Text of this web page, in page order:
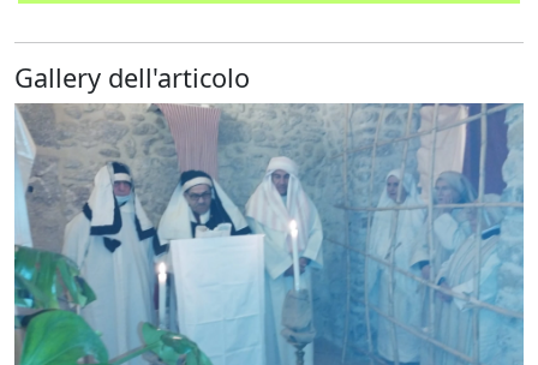
Gallery dell'articolo